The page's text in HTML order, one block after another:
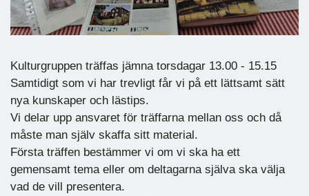
Kulturgruppen träffas jämna torsdagar 13.00 - 15.15
Samtidigt som vi har trevligt får vi på ett lättsamt sätt
nya kunskaper och lästips.
Vi delar upp ansvaret för träffarna mellan oss och då
måste man själv skaffa sitt material.
Första träffen bestämmer vi om vi ska ha ett
gemensamt tema eller om deltagarna själva ska välja
vad de vill presentera.